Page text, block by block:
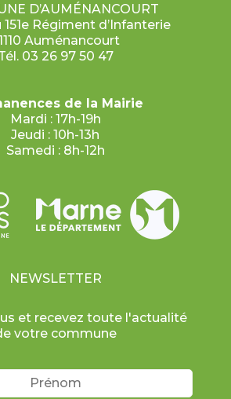
D’AUMÉNANCOURT
151e Régiment d’Infanterie
Auménancourt
03 26 97 50 47
de la Mairie
Mardi : 17h-19h
Jeudi : 10h-13h
Samedi : 8h-12h
NEWSLETTER
et recevez toute l'actualité
votre commune